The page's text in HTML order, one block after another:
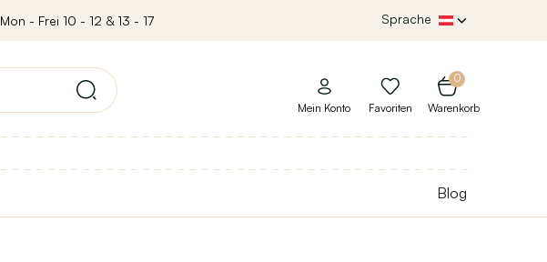
Mon - Frei 10 - 12 & 13 - 17 Sprache
0
Warenkorb
Mein Konto Favoriten
Blog